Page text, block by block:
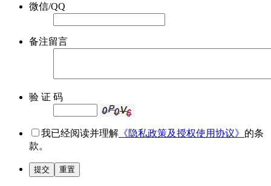
微信/QQ
备注留言
验 证 码
我已经阅读并理解 《隐私政策及授权使用协议》 的条
款。
提交 重置